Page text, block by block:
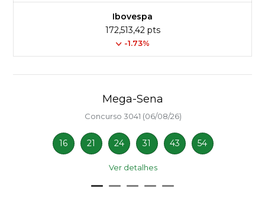
Ibovespa
172,513,42 pts
-1.73%
Mega-Sena
Concurso 3041 (06/08/26)
16 21 24 31 43 54
Ver detalhes